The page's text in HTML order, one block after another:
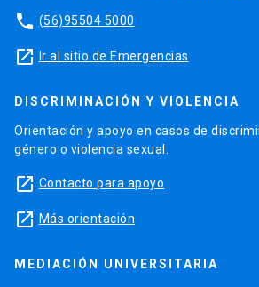
phone (56)95504 5000
launch Ir al sitio de Emergencias
DISCRIMINACIÓN Y VIOLENCIA
Orientación y apoyo en casos de
género o violencia sexual.
launch Contacto para apoyo
launch Más orientación
MEDIACIÓN UNIVERSITARIA